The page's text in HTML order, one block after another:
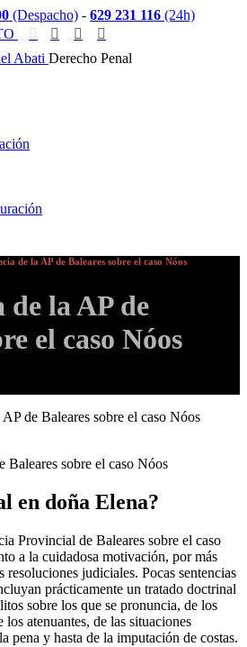
(Despacho) - 629 231 116 (24h)
  

Derecho Penal
de la AP de Baleares sobre el caso Nóos
de la AP de
el caso Nóos
de Baleares sobre el caso Nóos
en doña Elena?
Provincial de Baleares sobre el caso
a la cuidadosa motivación, por más
resoluciones judiciales. Pocas sentencias
prácticamente un tratado doctrinal
sobre los que se pronuncia, de los
atenuantes, de las situaciones
pena y hasta de la imputación de costas.